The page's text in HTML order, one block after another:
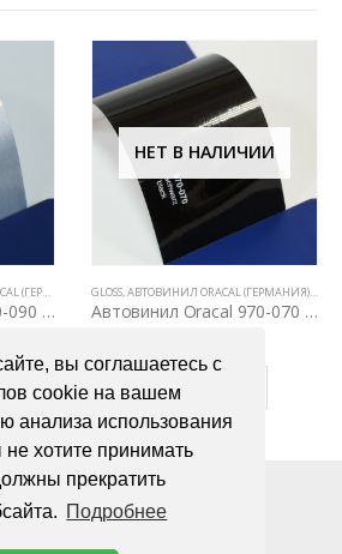
вы соглашаетесь с
cookie на вашем
анализа использования
хотите принимать
прекратить
Подробнее
,ВСЕ ТОВАРЫ,ЦВЕТНЫЕ ВИНИЛОВЫЕ ПЛЕНКИ
Автовинил Oracal 970-090 silbergray silver gray – серый
НЕТ В НАЛИЧИИ
GLOSS,АВТОВИНИЛ ORACAL (ГЕРМАНИЯ),ВСЕ
Автовинил Oracal 970-070 schwarz black – черный
ПОДРОБНЕЕ